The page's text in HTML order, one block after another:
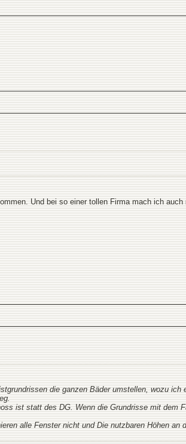
Und bei so einer tollen Firma mach ich
die ganzen Bäder umstellen, wozu ich
ist statt des DG. Wenn die Grundrisse mit dem
alle Fenster nicht und Die nutzbaren Höhen